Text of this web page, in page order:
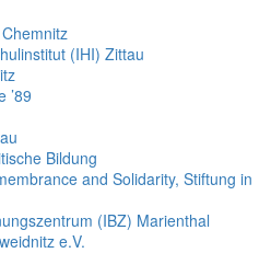
(IHI) Zittau
’89
Bildung
and Solidarity, Stiftung in
(IBZ) Marienthal
e.V.